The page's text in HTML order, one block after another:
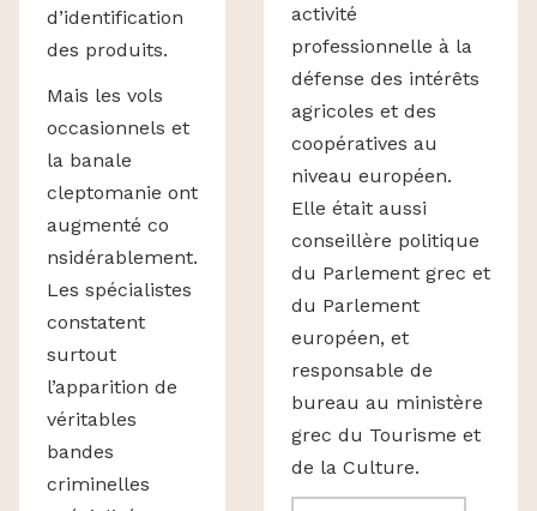
d’identification
des produits.
Mais les vols
occasionnels et
la banale
cleptomanie ont
augmenté co
nsidérablement.
Les spécialistes
constatent
surtout
l’apparition de
véritables
bandes
criminelles
activité
professionnelle à la
défense des intérêts
agricoles et des
coopératives au
niveau européen.
Elle était aussi
conseillère politique
du Parlement grec et
du Parlement
européen, et
responsable de
bureau au ministère
grec du Tourisme et
de la Culture.